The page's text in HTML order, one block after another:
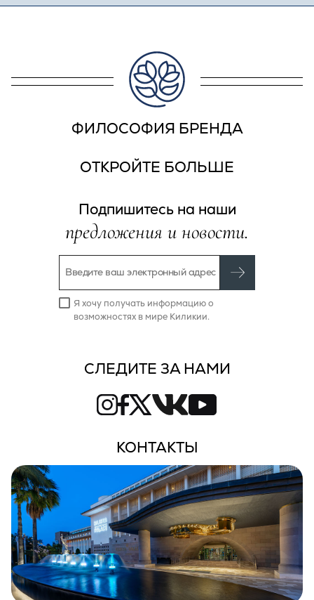
ФИЛОСОФИЯ БРЕНДА
ОТКРОЙТЕ БОЛЬШЕ
Подпишитесь на наши
предложения и новости.
Я хочу получать информацию о
возможностях в мире Киликии.
СЛЕДИТЕ ЗА НАМИ
КОНТАКТЫ